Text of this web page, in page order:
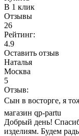
В 1 клик
Отзывы
26
Рейтинг:
4.9
Оставить отзыв
Наталья
Москва
5
Отзыв:
Сын в восторге, я
магазин qp-partu
Добрый день!
изделиям. Будем